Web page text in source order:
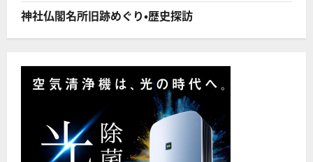
神社仏閣名所旧跡めぐり・歴史探訪